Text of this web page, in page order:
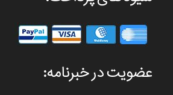
عضویت در خبرنامه: